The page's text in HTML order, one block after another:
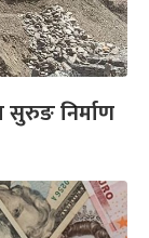
निर्माण